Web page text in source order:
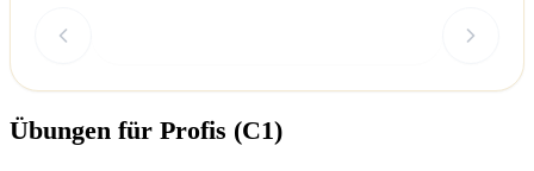
Übungen für Profis (C1)